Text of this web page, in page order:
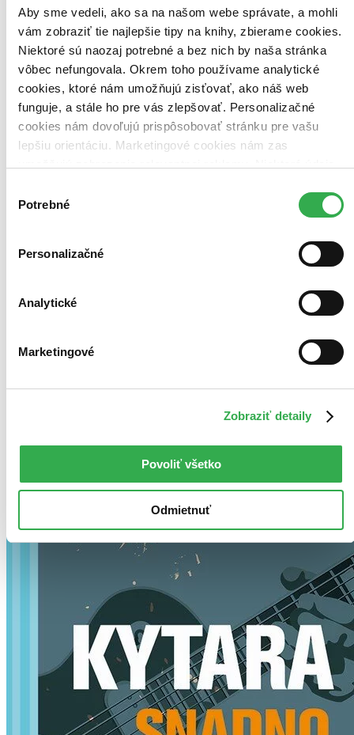
Aby sme vedeli, ako sa na našom webe správate, a mohli
vám zobraziť tie najlepšie tipy na knihy, zbierame cookies.
Niektoré sú naozaj potrebné a bez nich by naša stránka
vôbec nefungovala. Okrem toho používame analytické
cookies, ktoré nám umožňujú zisťovať, ako náš web
funguje, a stále ho pre vás zlepšovať. Personalizačné
cookies nám dovoľujú prispôsobovať stránku pre vašu
lepšiu orientáciu. Marketingové cookies nám zas
keby sme mohli používať všetky tieto cookies. Ďakujeme!
súhlasu
Potrebné
Personalizačné
Analytické
Marketingové
Zobraziť detaily
Povoliť všetko
Odmietnuť
country, džez a klasickú hudbu
Tento kompaktný lexikón obsahuje viac ako 500 najobľúbenejších
akordov s vysvetľujúcimi fotografiami a zrozumiteľnými nákresmi
používať aj počas hrania. Prstoklad každého akordu je znázornený...
Túto knihu máme síce aktuálne na sklade, máme však už iba
posledné kusy. Ak ju chcete mať rýchlo, ponáhľajte sa!